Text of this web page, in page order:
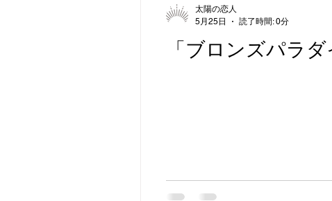
「ブロンズパラ
太陽の恋人
5月25日
読了時間: 0分